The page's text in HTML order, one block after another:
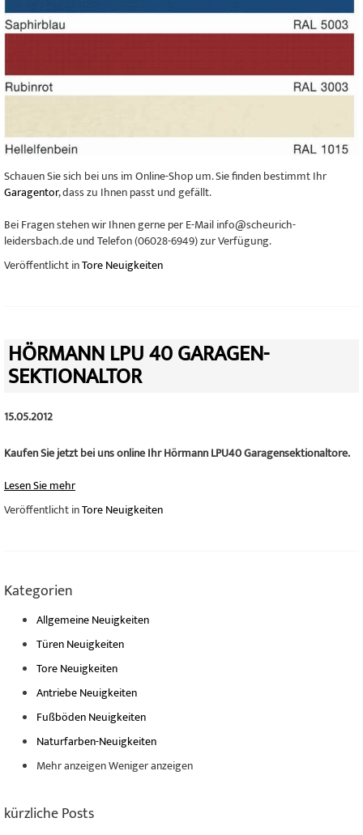
Schauen Sie sich bei uns im Online-Shop um. Sie finden bestimmt Ihr
Garagentor, dass zu Ihnen passt und gefällt.
Bei Fragen stehen wir Ihnen gerne per E-Mail info@scheurich-
leidersbach.de und Telefon (06028-6949) zur Verfügung.
Veröffentlicht inTore Neuigkeiten
HÖRMANN LPU 40 GARAGEN-
SEKTIONALTOR
15.05.2012
Kaufen Sie jetzt bei uns online Ihr Hörmann LPU40 Garagensektionaltore.
Lesen Sie mehr
Veröffentlicht inTore Neuigkeiten
Kategorien
Allgemeine Neuigkeiten
Türen Neuigkeiten
Tore Neuigkeiten
Antriebe Neuigkeiten
Fußböden Neuigkeiten
Naturfarben-Neuigkeiten
Mehr anzeigenWeniger anzeigen
kürzliche Posts